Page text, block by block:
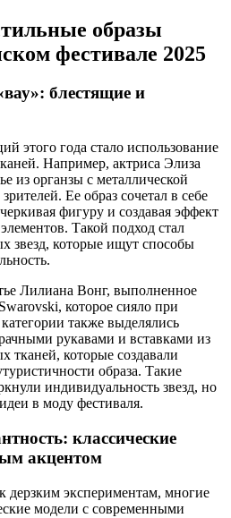
образы
фестивале 2025
блестящие и
этого года стало использование
Например, актриса Элиза
из органзы с металлической
Ее образ сочетал в себе
фигуру и создавая эффект
Такой подход стал
звезд, которые ищут способы
Лилиана Вонг, выполненное
которое сияло при
также выделялись
рукавами и вставками из
тканей, которые создавали
образа. Такие
индивидуальность звезд, но
в моду фестиваля.
классические
акцентом
дерзким экспериментам, многие
модели с современными